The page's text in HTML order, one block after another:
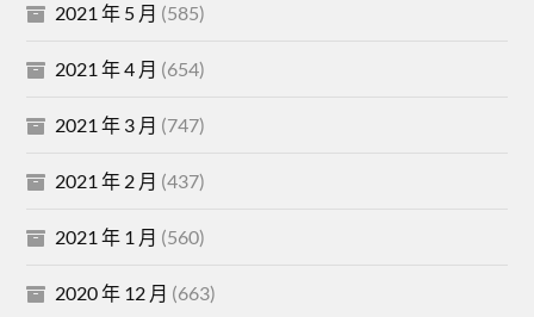
2021 年 5 月 (585)
2021 年 4 月 (654)
2021 年 3 月 (747)
2021 年 2 月 (437)
2021 年 1 月 (560)
2020 年 12 月 (663)